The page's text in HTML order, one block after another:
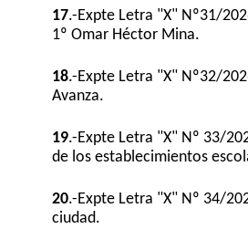
17.-Expte Letra "X" Nº31/
1º Omar Héctor Mina.
18.-Expte Letra "X" Nº32/
Avanza.
19.-Expte Letra "X" Nº 33/
de los establecimientos
20.-Expte Letra "X" Nº 34/
ciudad.